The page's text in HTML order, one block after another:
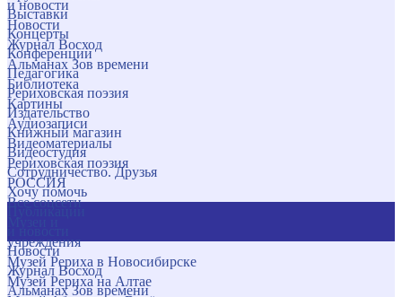
и новости
Новости
Журнал Восход
Альманах Зов времени
Библиотека
Картины
Аудиозаписи
Видеоматериалы
Рериховская поэзия
РОССИЯ
Все соцсети
учреждения
Музей Рериха в Новосибирске
Музей Рериха на Алтае
Выставки
Концерты
Конференции
Педагогика
Рериховская поэзия
Издательство
Книжный магазин
Видеостудия
Сотрудничество. Друзья
Хочу помочь
Новости
Журнал Восход
Альманах Зов времени